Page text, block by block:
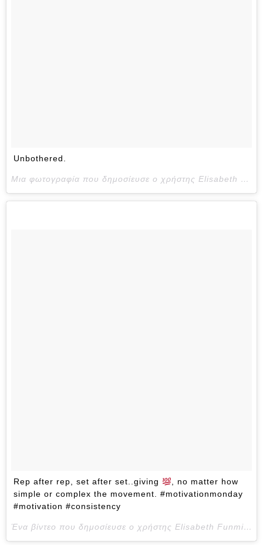
Unbothered.
Μια φωτογραφία που δημοσίευσε ο χρήστης Elisabeth Funmilayo Akinwale (@eakinwale) στις
Rep after rep, set after set..giving
, no matter how
simple or complex the movement. #motivationmonday
#motivation #consistency
Ένα βίντεο που δημοσίευσε ο χρήστης Elisabeth Funmilayo Akinwale (@eakinwale) στις